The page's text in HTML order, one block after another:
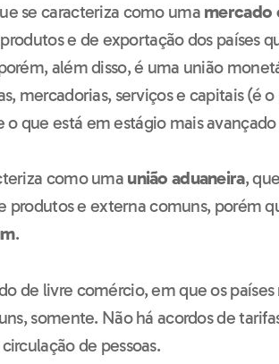
se caracteriza como uma mercado
e de exportação dos países
além disso, é uma união
mercadorias, serviços e capitais (é
o que está em estágio mais
como uma união aduaneira,
produtos e externa comuns, porém
.
de livre comércio, em que os
somente. Não há acordos de
de pessoas.